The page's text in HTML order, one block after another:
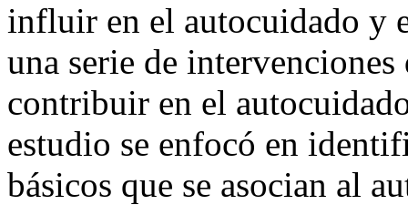
influir en el autocuidado y
una serie de
contribuir en el
estudio se enfocó en
básicos que se asocian al